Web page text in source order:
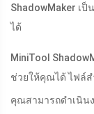
ShadowMaker เ
ได้
MiniTool
ช่วยให้คุณได้ ไฟล์
คุณสามารถดำเนิน